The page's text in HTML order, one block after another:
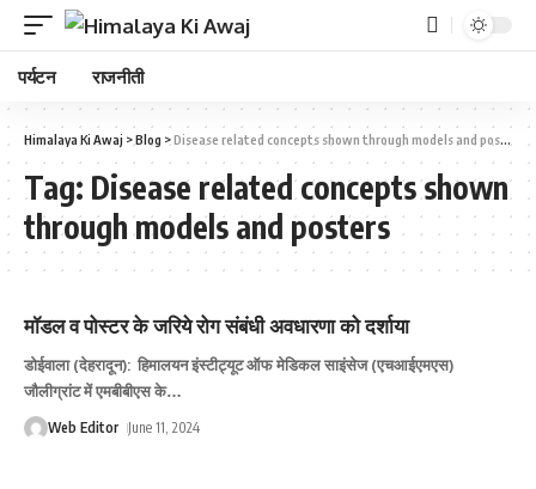
पर्यटन राजनीती
Himalaya Ki Awaj >Blog >Disease related concepts shown through models and posters
Tag: Disease related concepts shown
through models and posters
मॉडल व पोस्टर के जरिये रोग संबंधी अवधारणा को दर्शाया
डोईवाला (देहरादून): हिमालयन इंस्टीट्यूट ऑफ मेडिकल साइंसेज (एचआईएमएस)
जौलीग्रांट में एमबीबीएस के…
Web Editor June 11, 2024